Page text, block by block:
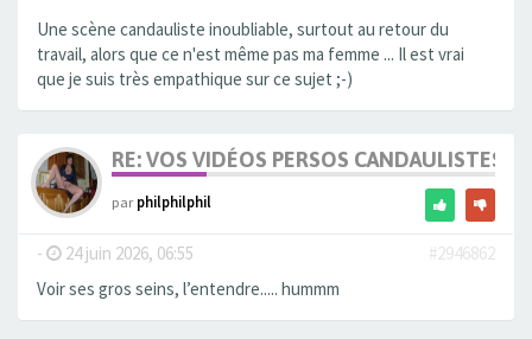
Une scène candauliste inoubliable, surtout au retour du
travail, alors que ce n'est même pas ma femme ... Il est vrai
que je suis très empathique sur ce sujet ;-)
RE: VOS VIDÉOS PERSOS CANDAULISTES
parphilphilphil
- 24 juin 2026, 06:55
#2946862
Voir ses gros seins, l’entendre..... hummm